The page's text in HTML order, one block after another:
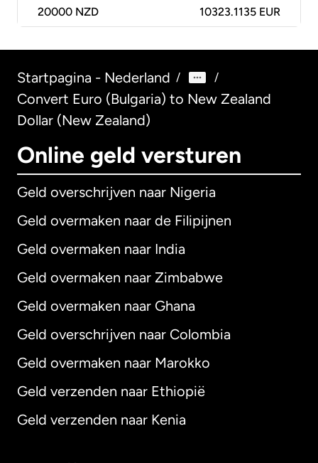
20000 NZD 10323.1135 EUR
Startpagina - Nederland / /
Convert Euro (Bulgaria) to New Zealand
Dollar (New Zealand)
Online geld versturen
Geld overschrijven naar Nigeria
Geld overmaken naar de Filipijnen
Geld overmaken naar India
Geld overmaken naar Zimbabwe
Geld overmaken naar Ghana
Geld overschrijven naar Colombia
Geld overmaken naar Marokko
Geld verzenden naar Ethiopië
Geld verzenden naar Kenia